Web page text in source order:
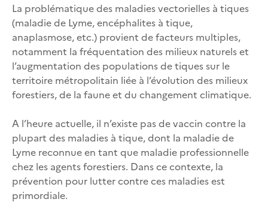
La problématique des maladies vectorielles à tiques
(maladie de Lyme, encéphalites à tique,
anaplasmose, etc.) provient de facteurs multiples,
notamment la fréquentation des milieux naturels et
l’augmentation des populations de tiques sur le
territoire métropolitain liée à l’évolution des milieux
forestiers, de la faune et du changement climatique.
A l’heure actuelle, il n’existe pas de vaccin contre la
plupart des maladies à tique, dont la maladie de
Lyme reconnue en tant que maladie professionnelle
chez les agents forestiers. Dans ce contexte, la
prévention pour lutter contre ces maladies est
primordiale.